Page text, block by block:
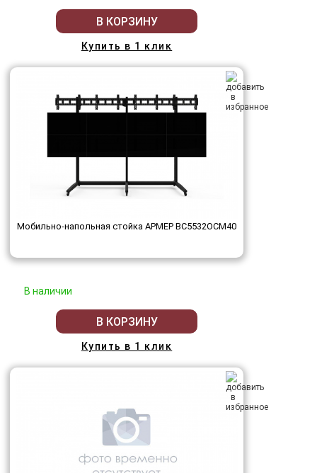
В КОРЗИНУ
Купить в 1 клик
Мобильно-напольная стойка АРМЕР ВС5532ОСМ40
В наличии
В КОРЗИНУ
Купить в 1 клик